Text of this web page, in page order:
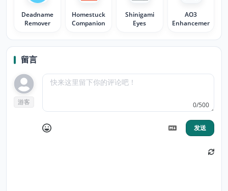
Deadname
Remover
Homestuck
Companion
Shinigami
Eyes
AO3
Enhancements
留言
游客 0/500
发送